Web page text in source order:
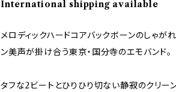
International shipping available
メロディックハードコアバックボーンのしゃ
ン美声が掛け合う東京・国分寺のエモバンド。
タフな2ビートとひりひり切ない静寂のクリー